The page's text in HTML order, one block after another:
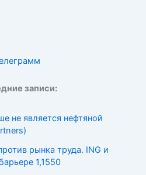
записи:
не является нефтяной
рынка труда. ING и
1,1550